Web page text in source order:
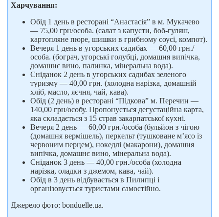
Харчування:
Обід 1 день в ресторані “Анастасія” в м. Мукачево
— 75,00 грн/особа. (салат з капусти, боб-гуляш,
картопляне пюре, шишки в грибному соусі, компот).
Вечеря 1 день в угорських садибах — 60,00 грн./
особа. (бограч, угорські голубці, домашня випічка,
домашнє вино, палинка, мінеральна вода).
Сніданок 2 день в угорських садибах зеленого
туризму — 40,00 грн. (холодна нарізка, домашній
хліб, масло, яєчня, чай, кава).
Обід (2 день) в ресторані “Підкова” м. Перечин —
140,00 грн/особу. Пропонується дегустаційна карта,
яка складається з 15 страв закарпатської кухні.
Вечеря 2 день — 60,00 грн./особа (бульйон з чігою
(домашня вермішель), перкельт (тушковане м’ясо із
червоним перцем), нокедлі (макарони), домашня
випічка, домашнє вино, мінеральна вода).
Сніданок 3 день — 40,00 грн./особа (холодна
нарізка, оладки з джемом, кава, чай).
Обід в 3 день відбувається в Пилипці і
організовується туристами самостійно.
Джерело фото: bonduelle.ua.